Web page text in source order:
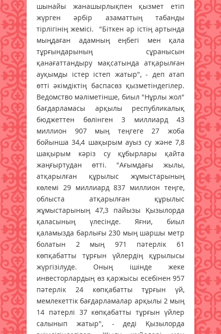
шынайы жанашырлықпен қызмет етіп
жүрген әрбір азаматтың табанды
тірлігінің жемісі. "Біткен әр істің артында
мыңдаған адамның еңбегі мен қала
тұрғындарының сұранысын
қанағаттандыру мақсатында атқарылған
ауқымды істер істеп жатыр", - деп атап
өтті әкімдіктің баспасөз қызметіндегілер.
Ведомство мәліметінше, биыл "Нұрлы жол"
бағдарламасы арқылы республикалық
бюджеттен бөлінген 3 миллиард 43
миллион 907 мың теңгеге 27 жоба
бойынша 34,4 шақырым ауыз су және 7,8
шақырым кәріз су құбырлары қайта
жаңғыртудан өтті. "Ағымдағы жылы,
атқарылған құрылыс жұмыстарының
көлемі 29 миллиард 837 миллион теңге,
облыста атқарылған құрылыс
жұмыстарының 47,3 пайызы Қызылорда
қаласының үлесінде. Яғни, биыл
қаламызда барлығы 230 мың шаршы метр
болатын 2 мың 971 пәтерлік 61
көпқабатты тұрғын үйлердің құрылысы
жүргізілуде. Оның ішінде жеке
инвесторлардың өз қаржысы есебінен 957
пәтерлік 24 көпқабатты тұрғын үй,
мемлекеттік бағдарламалар арқылы 2 мың
14 пәтерлі 37 көпқабатты тұрғын үйлер
салынып жатыр", - деді Қызылорда